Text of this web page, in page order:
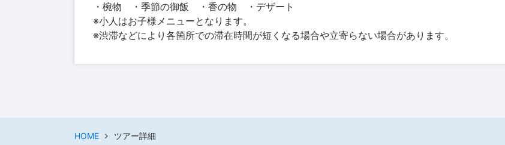
・椀物 ・季節の御飯 ・香の物 ・デザート
※小人はお子様メニューとなります。
※渋滞などにより各箇所での滞在時間が短くなる場合や立寄らない場合があります。
HOME ツアー詳細